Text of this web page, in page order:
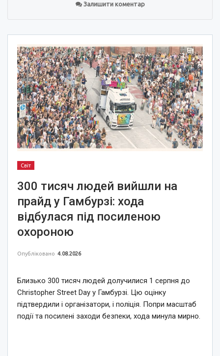
Залишити коментар
Світ
300 тисяч людей вийшли на
прайд у Гамбурзі: хода
відбулася під посиленою
охороною
Опубліковано 4.08.2026
Близько 300 тисяч людей долучилися 1 серпня до
Christopher Street Day у Гамбурзі. Цю оцінку
підтвердили і організатори, і поліція. Попри масштаб
події та посилені заходи безпеки, хода минула мирно.